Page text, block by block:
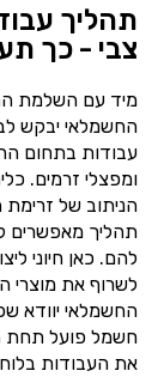
תהליך
צבי - כך
מיד עם השלמת
החשמלאי יבקש
עבודות בתחום
ומפצלי זרמים.
הניתוב של
תהליך מאפשרים
להם. כאן חיוני
לשרוף את מוצרי
החשמלאי יוודא
חשמל פועל תחת
את העבודות בלוח